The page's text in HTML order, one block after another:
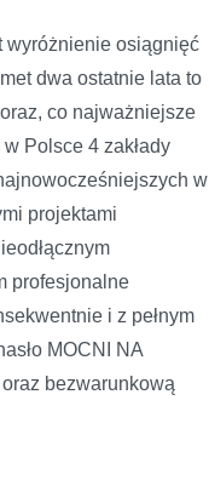
wyróżnienie osiągnięć
dwa ostatnie lata to
co najważniejsze
Polsce 4 zakłady
w
projektami
profesjonalne
i z pełnym
MOCNI NA
bezwarunkową